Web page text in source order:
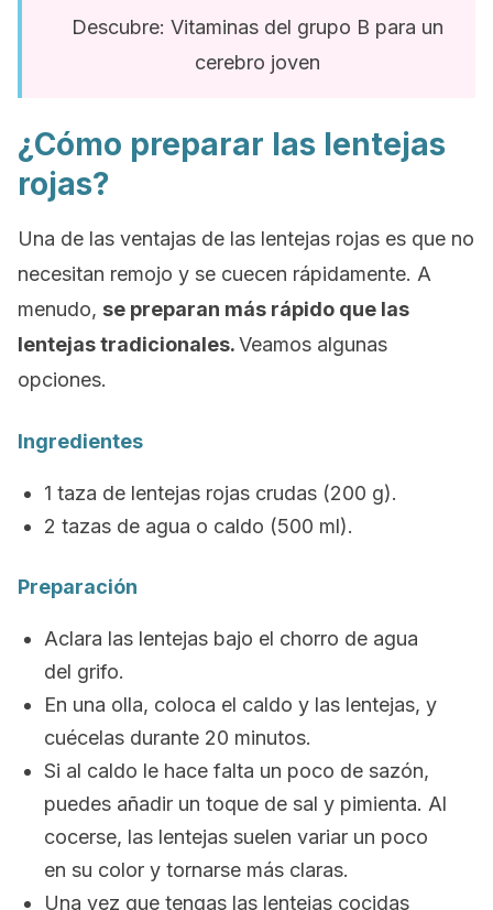
Descubre: Vitaminas del grupo B para un
cerebro joven
¿Cómo preparar las lentejas
rojas?
Una de las ventajas de las lentejas rojas es que no
necesitan remojo y se cuecen rápidamente. A
menudo, se preparan más rápido que las
lentejastradicionales.Veamos algunas
opciones.
Ingredientes
1 taza de lentejas rojas crudas (200 g).
2 tazas de agua o caldo (500 ml).
Preparación
Aclara las lentejas bajo el chorro de agua
del grifo.
En una olla, coloca el caldo y las lentejas, y
cuécelas durante 20 minutos.
Si al caldo le hace falta un poco de sazón,
puedes añadir un toque de sal y pimienta. Al
cocerse, las lentejas suelen variar un poco
en su color y tornarse más claras.
Una vez que tengas las lentejas cocidas